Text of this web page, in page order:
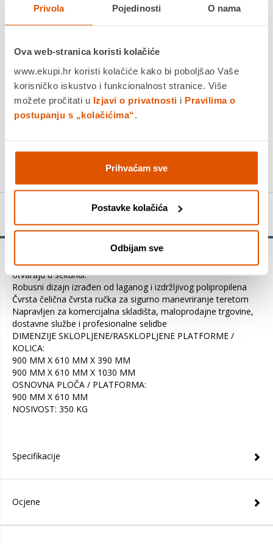
Privola Pojedinosti O nama
Ova web-stranica koristi kolačiće
www.ekupi.hr koristi kolačiće kako bi poboljšao Vaše
korisničko iskustvo i funkcionalnost stranice. Više
možete pročitati u Izjavi o privatnosti i Pravilima o
postupanju s „kolačićima“
Prihvaćam sve
Postavke kolačića
Odbijam sve
Dostavljamo već od
Profesionalna platformna kolica na 4 kotača, sklapaju se i
otvaraju u sekundi.
Robusni dizajn izrađen od laganog i izdržljivog polipropilena
Čvrsta čelična čvrsta ručka za sigurno manevriranje teretom
Napravljen za komercijalna skladišta, maloprodajne trgovine,
dostavne službe i profesionalne selidbe
DIMENZIJE SKLOPLJENE/RASKLOPLJENE PLATFORME /
KOLICA:
900 MM X 610 MM X 390 MM
900 MM X 610 MM X 1030 MM
OSNOVNA PLOČA / PLATFORMA:
900 MM X 610 MM
NOSIVOST: 350 KG
Specifikacije
Ocjene